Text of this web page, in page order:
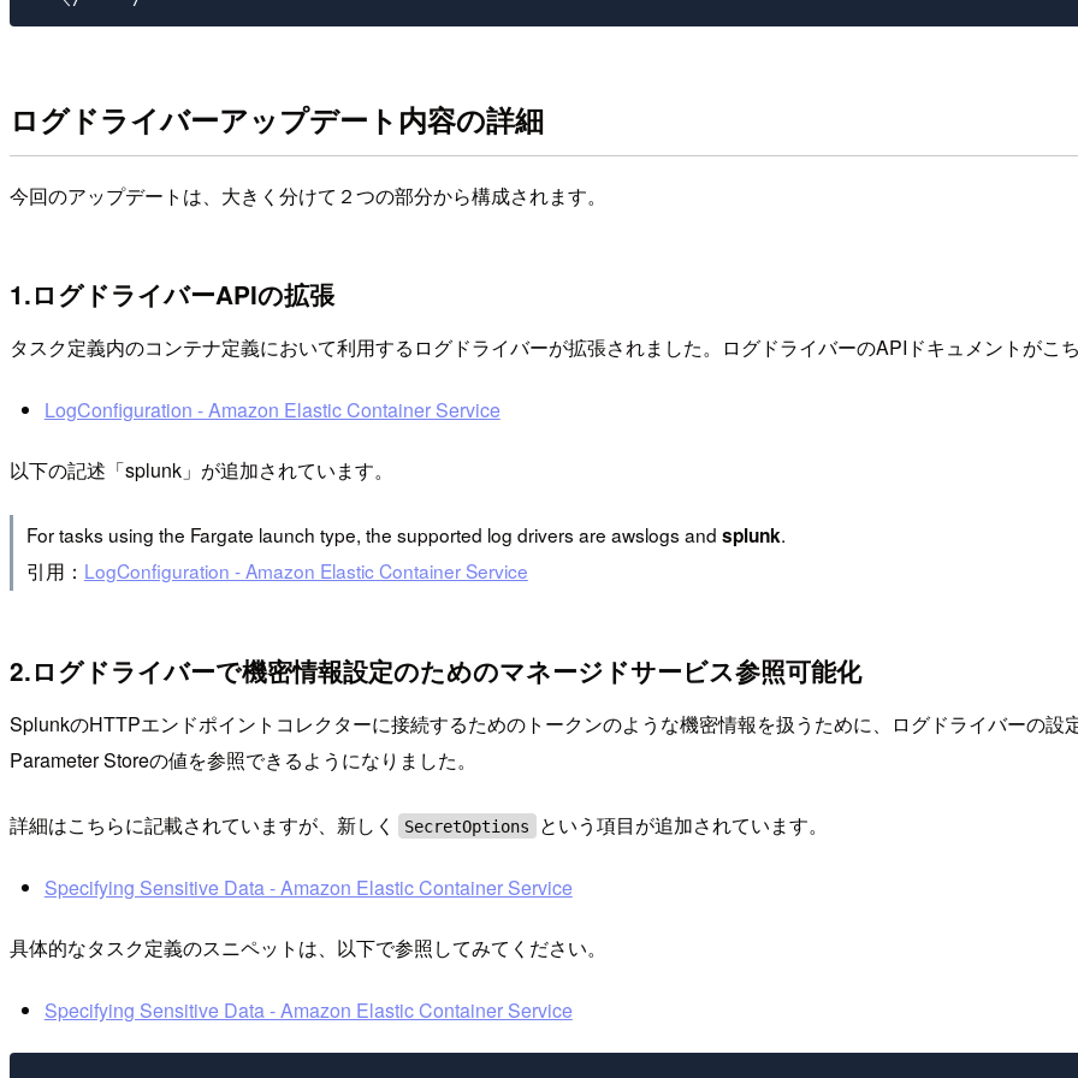
ログドライバーアップデート内容の詳細
今回のアップデートは、大きく分けて２つの部分から構成されます。
1.ログドライバーAPIの拡張
タスク定義内のコンテナ定義において利用するログドライバーが拡張されました。ログドライバーのAPIドキュメントがこ
LogConfiguration - Amazon Elastic Container Service
以下の記述「splunk」が追加されています。
For tasks using the Fargate launch type, the supported log drivers are awslogs and splunk.
引用： LogConfiguration - Amazon Elastic Container Service
2.ログドライバーで機密情報設定のためのマネージドサービス参照可能化
SplunkのHTTPエンドポイントコレクターに接続するためのトークンのような機密情報を扱うために、ログドライバーの設
Parameter Storeの値を参照できるようになりました。
詳細はこちらに記載されていますが、新しく SecretOptions という項目が追加されています。
Specifying Sensitive Data - Amazon Elastic Container Service
具体的なタスク定義のスニペットは、以下で参照してみてください。
Specifying Sensitive Data - Amazon Elastic Container Service